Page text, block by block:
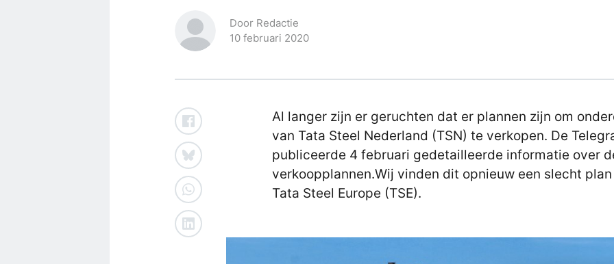
Door Redactie
10 februari 2020
Al langer zijn er geruchten dat er plannen zijn om
van Tata Steel Nederland (TSN) te verkopen. De
publiceerde 4 februari gedetailleerde informatie over
verkoopplannen.Wij vinden dit opnieuw een slecht
Tata Steel Europe (TSE).